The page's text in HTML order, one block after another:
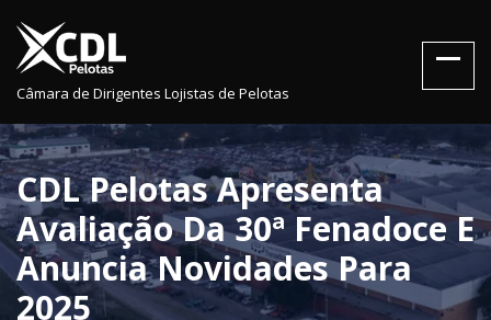
Câmara de Dirigentes Lojistas de Pelotas
CDL Pelotas Apresenta
Avaliação Da 30ª Fenadoce E
Anuncia Novidades Para
2025